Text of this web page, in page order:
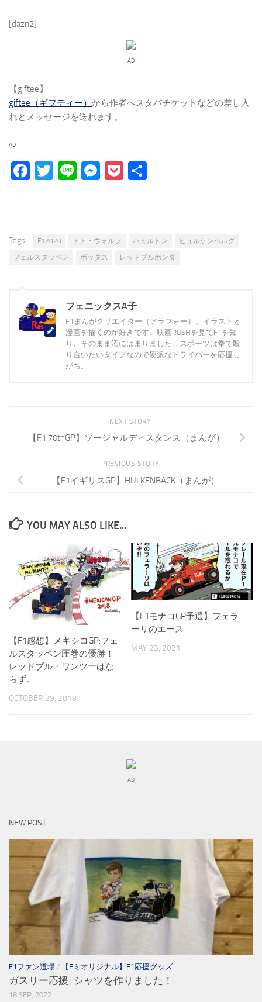
[dazn2]
AD
【giftee】
giftee（ギフティー） から作者へスタバチケットなどの差し入
れとメッセージを送れます。
AD
Facebook
Twitter
LineMessenger
Pocket
Tags: F12020 トト・ウォルフ ハミルトン
ヒュルケンベルグ
フェルスタッペン
ボッタス レッドブルホンダ
フェニックスA子
F1まんがクリエイター（アラフォー）。イラストと
漫画を描くのが好きです。映画RUSHを見てF1を知
り、そのまま沼にはまりました。スポーツは拳で殴
り合いたいタイプなので硬派なドライバーを応援し
がち。
NEXT STORY
【F1 70thGP】ソーシャルディスタンス（まんが）
PREVIOUS STORY
【F1イギリスGP】HULKENBACK（まんが）
YOU MAY ALSO LIKE...
【F1感想】メキシコGP:フェ
ルスタッペン圧巻の優勝！
レッドブル・ワンツーはな
らず。
OCTOBER 29, 2018
【F1モナコGP予選】フェラ
ーリのエース
MAY 23, 2021
AD
NEW POST
F1ファン道場 / 【Fミオリジナル】F1応援グッズ
ガスリー応援Tシャツを作りました！
18 SEP, 2022